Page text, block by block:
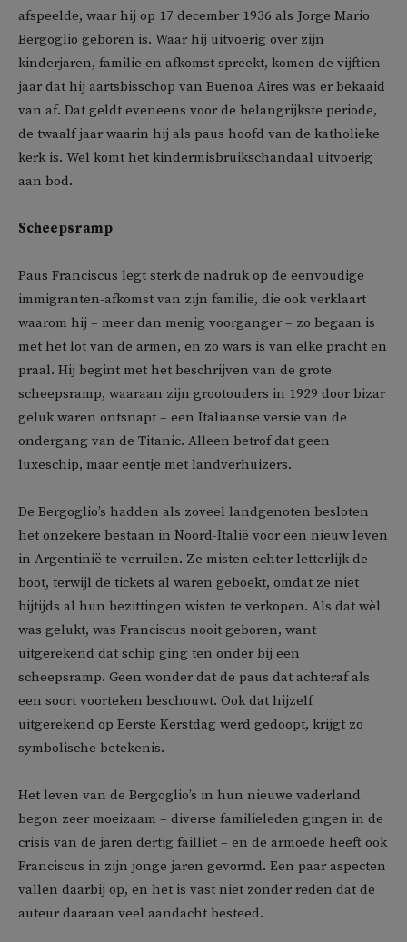
afspeelde, waar hij op 17 december 1936 als Jorge Mario
Bergoglio geboren is. Waar hij uitvoerig over zijn
kinderjaren, familie en afkomst spreekt, komen de vijftien
jaar dat hij aartsbisschop van Buenoa Aires was er bekaaid
van af. Dat geldt eveneens voor de belangrijkste periode,
de twaalf jaar waarin hij als paus hoofd van de katholieke
kerk is. Wel komt het kindermisbruikschandaal uitvoerig
aan bod.
Scheepsramp
Paus Franciscus legt sterk de nadruk op de eenvoudige
immigranten-afkomst van zijn familie, die ook verklaart
waarom hij – meer dan menig voorganger – zo begaan is
met het lot van de armen, en zo wars is van elke pracht en
praal. Hij begint met het beschrijven van de grote
scheepsramp, waaraan zijn grootouders in 1929 door bizar
geluk waren ontsnapt – een Italiaanse versie van de
ondergang van de Titanic. Alleen betrof dat geen
luxeschip, maar eentje met landverhuizers.
De Bergoglio’s hadden als zoveel landgenoten besloten
het onzekere bestaan in Noord-Italië voor een nieuw leven
in Argentinië te verruilen. Ze misten echter letterlijk de
boot, terwijl de tickets al waren geboekt, omdat ze niet
bijtijds al hun bezittingen wisten te verkopen. Als dat wèl
was gelukt, was Franciscus nooit geboren, want
uitgerekend dat schip ging ten onder bij een
scheepsramp. Geen wonder dat de paus dat achteraf als
een soort voorteken beschouwt. Ook dat hijzelf
uitgerekend op Eerste Kerstdag werd gedoopt, krijgt zo
symbolische betekenis.
Het leven van de Bergoglio’s in hun nieuwe vaderland
begon zeer moeizaam – diverse familieleden gingen in de
crisis van de jaren dertig failliet – en de armoede heeft ook
Franciscus in zijn jonge jaren gevormd. Een paar aspecten
vallen daarbij op, en het is vast niet zonder reden dat de
auteur daaraan veel aandacht besteed.